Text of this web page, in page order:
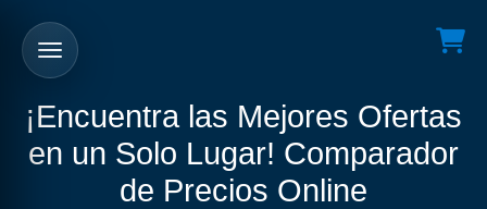
¡Encuentra las Mejores Ofertas
en un Solo Lugar! Comparador
de Precios Online